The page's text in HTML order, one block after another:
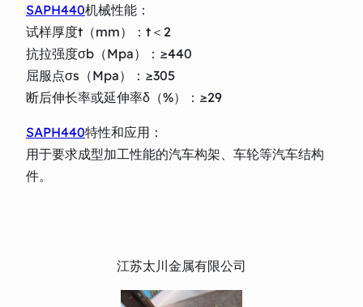
SAPH440机械性能：
试样厚度t（mm）：t＜2
抗拉强度σb（Mpa）：≥440
屈服点σs（Mpa）：≥305
断后伸长率或延伸率δ（%）：≥29
SAPH440特性和应用：
用于要求成型加工性能的汽车构架、车轮等汽车结构
件。
江苏太川金属有限公司